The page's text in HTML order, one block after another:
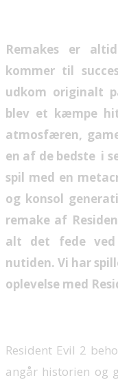
Remakes er
kommer til
udkom originalt
blev et kæmpe
atmosfæren,
en af de bedste i
spil med en
og konsol
remake af
alt det fede
nutiden. Vi har
oplevelse med
Resident Evil 2
angår historien og